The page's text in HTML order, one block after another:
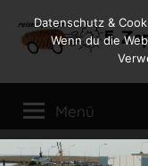
Inhalt
Reiseblog
Leben
im
Wohnmobil
Menü
Datenschutz &
Wenn du die